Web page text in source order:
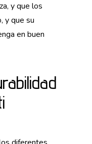
y que los
y que su
en buen